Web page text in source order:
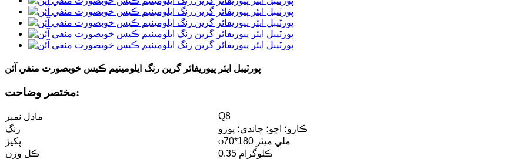
پورٽيبل ايئر پيوريفائر گرين رنگ ايلومينيم ڪيس خوبصورت منفي آئن
مختصر وضاحت:
ماڊل نمبر
Q8
رنگ
ڪارو؛ اڇو؛ چاندي؛ ڀورو
پکيڙ
φ
70*180 ملي ميٽر
ڪل وزن
0.35 ڪلوگرام